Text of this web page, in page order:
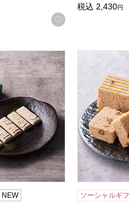
お気に入りに登
税込 2,430円
和三盆 小箱【年間ギフト】
NEW
小男鹿本
ソーシャルギ